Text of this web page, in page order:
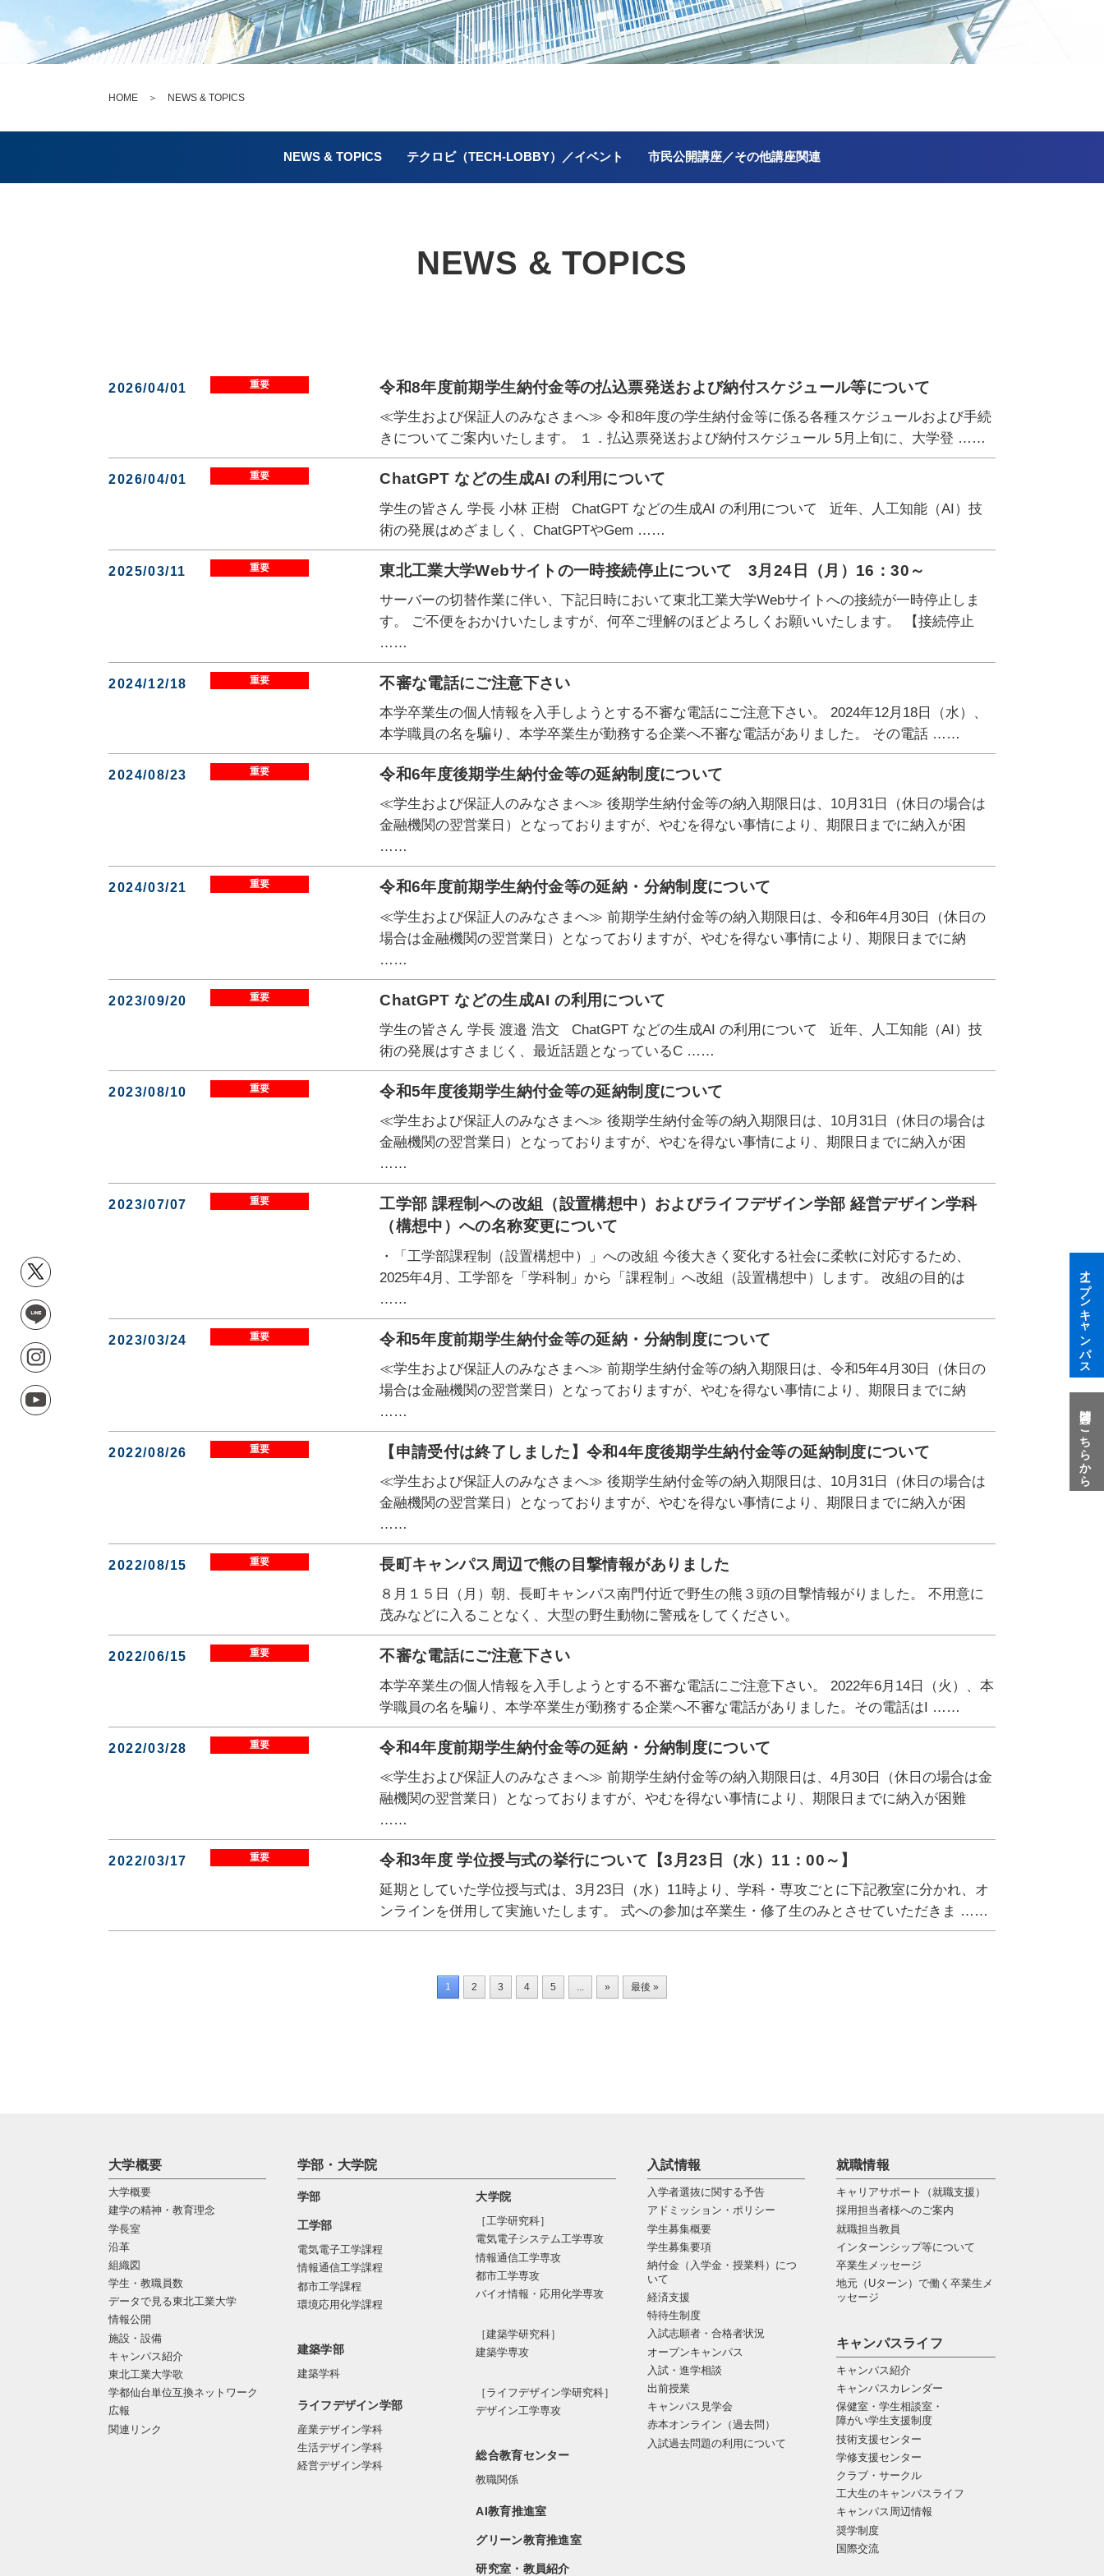
HOME ＞ NEWS & TOPICS
NEWS & TOPICS テクロビ（TECH-LOBBY）／イベント 市民公開講座／その他講座関連
NEWS & TOPICS
2026/04/01 重要 令和8年度前期学生納付金等の払込票発送および納付スケジュール等について
≪学生および保証人のみなさまへ≫ 令和8年度の学生納付金等に係る各種スケジュールおよび手続
きについてご案内いたします。 １．払込票発送および納付スケジュール 5月上旬に、大学登 ……
2026/04/01 重要 ChatGPT などの生成AI の利用について
学生の皆さん 学長 小林 正樹 ChatGPT などの生成AI の利用について 近年、人工知能（AI）技
術の発展はめざましく、ChatGPTやGem ……
2025/03/11 重要 東北工業大学Webサイトの一時接続停止について 3月24日（月）16：30～
サーバーの切替作業に伴い、下記日時において東北工業大学Webサイトへの接続が一時停止しま
す。 ご不便をおかけいたしますが、何卒ご理解のほどよろしくお願いいたします。 【接続停止
……
2024/12/18 重要 不審な電話にご注意下さい
本学卒業生の個人情報を入手しようとする不審な電話にご注意下さい。 2024年12月18日（水）、
本学職員の名を騙り、本学卒業生が勤務する企業へ不審な電話がありました。 その電話 ……
2024/08/23 重要 令和6年度後期学生納付金等の延納制度について
≪学生および保証人のみなさまへ≫ 後期学生納付金等の納入期限日は、10月31日（休日の場合は
金融機関の翌営業日）となっておりますが、やむを得ない事情により、期限日までに納入が困
……
2024/03/21 重要 令和6年度前期学生納付金等の延納・分納制度について
≪学生および保証人のみなさまへ≫ 前期学生納付金等の納入期限日は、令和6年4月30日（休日の
場合は金融機関の翌営業日）となっておりますが、やむを得ない事情により、期限日までに納
……
2023/09/20 重要 ChatGPT などの生成AI の利用について
学生の皆さん 学長 渡邉 浩文 ChatGPT などの生成AI の利用について 近年、人工知能（AI）技
術の発展はすさまじく、最近話題となっているC ……
2023/08/10 重要 令和5年度後期学生納付金等の延納制度について
≪学生および保証人のみなさまへ≫ 後期学生納付金等の納入期限日は、10月31日（休日の場合は
金融機関の翌営業日）となっておりますが、やむを得ない事情により、期限日までに納入が困
……
2023/07/07 重要
工学部 課程制への改組（設置構想中）およびライフデザイン学部 経営デザイン学科
（構想中）への名称変更について
・「工学部課程制（設置構想中）」への改組 今後大きく変化する社会に柔軟に対応するため、
2025年4月、工学部を「学科制」から「課程制」へ改組（設置構想中）します。 改組の目的は
……
2023/03/24 重要 令和5年度前期学生納付金等の延納・分納制度について
≪学生および保証人のみなさまへ≫ 前期学生納付金等の納入期限日は、令和5年4月30日（休日の
場合は金融機関の翌営業日）となっておりますが、やむを得ない事情により、期限日までに納
……
2022/08/26 重要 【申請受付は終了しました】令和4年度後期学生納付金等の延納制度について
≪学生および保証人のみなさまへ≫ 後期学生納付金等の納入期限日は、10月31日（休日の場合は
金融機関の翌営業日）となっておりますが、やむを得ない事情により、期限日までに納入が困
……
2022/08/15 重要 長町キャンパス周辺で熊の目撃情報がありました
８月１５日（月）朝、長町キャンパス南門付近で野生の熊３頭の目撃情報がりました。 不用意に
茂みなどに入ることなく、大型の野生動物に警戒をしてください。
2022/06/15 重要 不審な電話にご注意下さい
本学卒業生の個人情報を入手しようとする不審な電話にご注意下さい。 2022年6月14日（火）、本
学職員の名を騙り、本学卒業生が勤務する企業へ不審な電話がありました。その電話はI ……
2022/03/28 重要 令和4年度前期学生納付金等の延納・分納制度について
≪学生および保証人のみなさまへ≫ 前期学生納付金等の納入期限日は、4月30日（休日の場合は金
融機関の翌営業日）となっておりますが、やむを得ない事情により、期限日までに納入が困難
……
2022/03/17 重要 令和3年度 学位授与式の挙行について【3月23日（水）11：00～】
延期としていた学位授与式は、3月23日（水）11時より、学科・専攻ごとに下記教室に分かれ、オ
ンラインを併用して実施いたします。 式への参加は卒業生・修了生のみとさせていただきま ……
1 2 3 4 5 ... » 最後 »
大学概要
大学概要
建学の精神・教育理念
学長室
沿革
組織図
学生・教職員数
データで見る東北工業大学
情報公開
施設・設備
キャンパス紹介
東北工業大学歌
学都仙台単位互換ネットワーク
広報
関連リンク
学部・大学院
学部
工学部
電気電子工学課程
情報通信工学課程
都市工学課程
環境応用化学課程
建築学部
建築学科
ライフデザイン学部
産業デザイン学科
生活デザイン学科
経営デザイン学科
大学院
［工学研究科］
電気電⼦システム⼯学専攻
情報通信⼯学専攻
都市⼯学専攻
バイオ情報・応⽤化学専攻
［建築学研究科］
建築学専攻
［ライフデザイン学研究科］
デザイン工学専攻
総合教育センター
教職関係
AI教育推進室
グリーン教育推進室
研究室・教員紹介
入試情報
入学者選抜に関する予告
アドミッション・ポリシー
学生募集概要
学生募集要項
納付金（入学金・授業料）につ
いて
経済支援
特待生制度
入試志願者・合格者状況
オープンキャンパス
入試・進学相談
出前授業
キャンパス見学会
赤本オンライン（過去問）
入試過去問題の利用について
就職情報
キャリアサポート（就職支援）
採用担当者様へのご案内
就職担当教員
インターンシップ等について
卒業生メッセージ
地元（Uターン）で働く卒業生メ
ッセージ
キャンパスライフ
キャンパス紹介
キャンパスカレンダー
保健室・学生相談室・
障がい学生支援制度
技術支援センター
学修支援センター
クラブ・サークル
工大生のキャンパスライフ
キャンパス周辺情報
奨学制度
国際交流
オープンキャンパス
質問はこちらから